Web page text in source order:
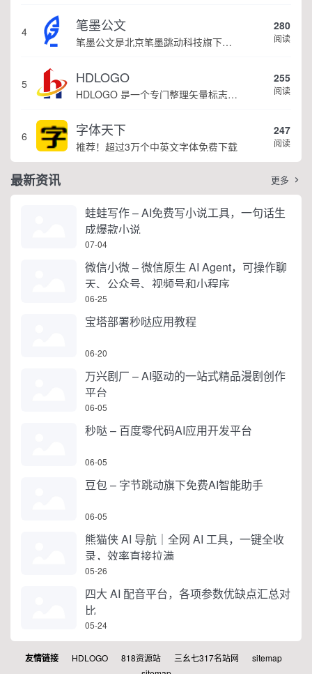
4 笔墨公文
笔墨公文是北京笔墨跳动科技旗下垂直公文赛道 AIGC 创作平台，深耕体制公文专业场景，依托海量标准公文语料训练专属大模型。平台整合 AI 公文生成、全维度智能校对、范文库、实时更新素材库、标准化公文模板五大核心板块，兼顾公文快速撰写、文稿合...
280
阅读
5 HDLOGO
HDLOGO 是一个专门整理矢量标志和图标的网站，提供各类品牌和公司的矢量标志下载服务，主要面向设计师、营销人员和企业用户，帮他们获取高质量的品牌标识资源。
255
阅读
6 字体天下
推荐！超过3万个中英文字体免费下载
247
阅读
最新资讯 更多 
蛙蛙写作 – AI免费写小说工具，一句话生
成爆款小说
07-04
微信小微 – 微信原生 AI Agent，可操作聊
天、公众号、视频号和小程序
06-25
宝塔部署秒哒应用教程
06-20
万兴剧厂 – AI驱动的一站式精品漫剧创作
平台
06-05
秒哒 – 百度零代码AI应用开发平台
06-05
豆包 – 字节跳动旗下免费AI智能助手
06-05
熊猫侠 AI 导航｜全网 AI 工具，一键全收
录，效率直接拉满
05-26
四大 AI 配音平台，各项参数优缺点汇总对
比
05-24
友情链接 HDLOGO 818资源站 三幺七317名站网
sitemap